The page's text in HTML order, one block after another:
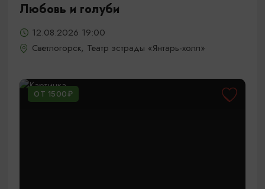
Любовь и голуби
12.08.2026 19:00
Светлогорск, Театр эстрады «Янтарь-холл»
ОТ 1500₽